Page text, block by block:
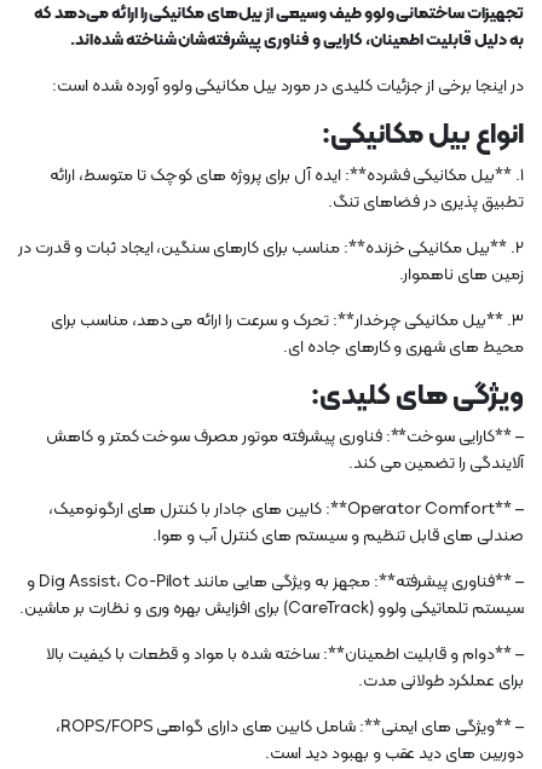
تجهیزات ساختمانی ولوو طیف وسیعی از بیل‌های مکانیکی را ارائه می‌دهد که
به دلیل قابلیت اطمینان، کارایی و فناوری پیشرفته‌شان شناخته شده‌اند.
در اینجا برخی از جزئیات کلیدی در مورد بیل مکانیکی ولوو آورده شده است:
انواع بیل مکانیکی:
1. **بیل مکانیکی فشرده**: ایده آل برای پروژه های کوچک تا متوسط، ارائه
تطبیق پذیری در فضاهای تنگ.
2. **بیل مکانیکی خزنده**: مناسب برای کارهای سنگین، ایجاد ثبات و قدرت در
زمین های ناهموار.
3. **بیل مکانیکی چرخدار**: تحرک و سرعت را ارائه می دهد، مناسب برای
محیط های شهری و کارهای جاده ای.
ویژگی های کلیدی:
– **کارایی سوخت**: فناوری پیشرفته موتور مصرف سوخت کمتر و کاهش
آلایندگی را تضمین می کند.
– **Operator Comfort**: کابین های جادار با کنترل های ارگونومیک،
صندلی های قابل تنظیم و سیستم های کنترل آب و هوا.
– **فناوری پیشرفته**: مجهز به ویژگی هایی مانند Dig Assist، Co-Pilot و
سیستم تلماتیکی ولوو (CareTrack) برای افزایش بهره وری و نظارت بر ماشین.
– **دوام و قابلیت اطمینان**: ساخته شده با مواد و قطعات با کیفیت بالا
برای عملکرد طولانی مدت.
– **ویژگی های ایمنی**: شامل کابین های دارای گواهی ROPS/FOPS،
دوربین های دید عقب و بهبود دید است.